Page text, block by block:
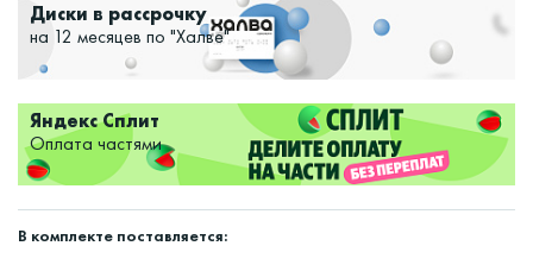
Диски в рассрочку
на 12 месяцев по "Халве"
Яндекс Сплит
Оплата частями
В комплекте поставляется: